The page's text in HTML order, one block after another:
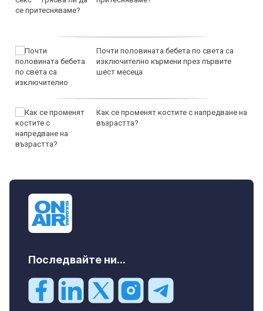
Почти половината бебета по света са
изключително кърмени през първите
шест месеца
Как се променят костите с напредване на
възрастта?
Последвайте ни...